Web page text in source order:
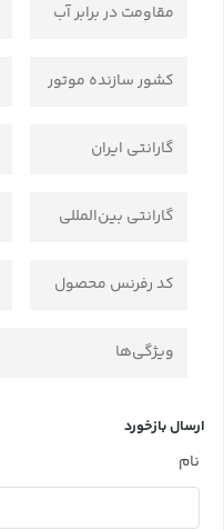
مقاومت در برابر آب
کشور سازنده موتور
گارانتی ایران
گارانتی بین‌المللی
کد رفرنس محصول
ویژگی‌ها
ارسال بازخورد
نام